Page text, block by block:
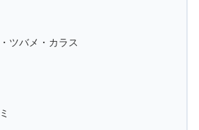
ツバメ・カラス